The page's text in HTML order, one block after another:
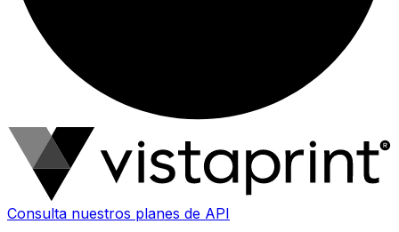
Consulta nuestros planes de API